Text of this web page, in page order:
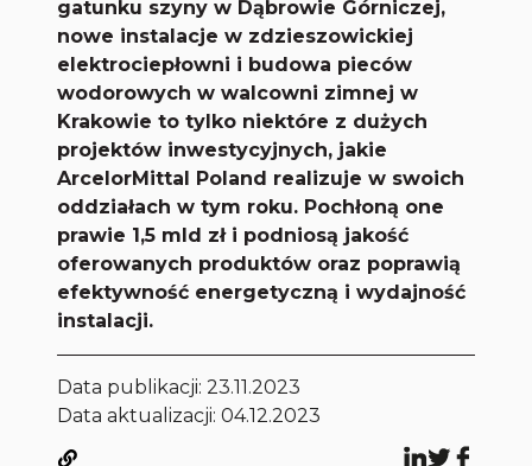
gatunku szyny w Dąbrowie Górniczej,
nowe instalacje w zdzieszowickiej
elektrociepłowni i budowa pieców
wodorowych w walcowni zimnej w
Krakowie to tylko niektóre z dużych
projektów inwestycyjnych, jakie
ArcelorMittal Poland realizuje w swoich
oddziałach w tym roku. Pochłoną one
prawie 1,5 mld zł i podniosą jakość
oferowanych produktów oraz poprawią
efektywność energetyczną i wydajność
instalacji.
Data publikacji:23.11.2023
Data aktualizacji: 04.12.2023